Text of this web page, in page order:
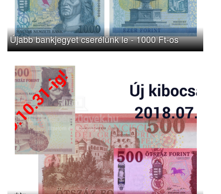
Újabb bankjegyet cserélünk le - 1000 Ft-os